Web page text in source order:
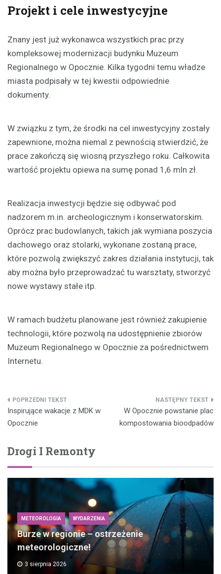
Projekt i cele inwestycyjne
Znany jest już wykonawca wszystkich prac przy
kompleksowej modernizacji budynku Muzeum
Regionalnego w Opocznie. Kilka tygodni temu władze
miasta podpisały w tej kwestii odpowiednie
dokumenty.
W związku z tym, że środki na cel inwestycyjny zostały
zapewnione, można niemal z pewnością stwierdzić, że
prace zakończą się wiosną przyszłego roku. Całkowita
wartość projektu opiewa na sumę ponad 1,6 mln zł.
Realizacja inwestycji będzie się odbywać pod
nadzorem m.in. archeologicznym i konserwatorskim.
Oprócz prac budowlanych, takich jak wymiana poszycia
dachowego oraz stolarki, wykonane zostaną prace,
które pozwolą zwiększyć zakres działania instytucji, tak
aby można było przeprowadzać tu warsztaty, stworzyć
nowe wystawy stałe itp.
W ramach budżetu planowane jest również zakupienie
technologii, które pozwolą na udostępnienie zbiorów
Muzeum Regionalnego w Opocznie za pośrednictwem
Internetu.
Nawigacja
wpisu
Inspirujące wakacje z MDK w
Opocznie
W Opocznie powstanie plac
kompostowania bioodpadów
Drogi I Remonty
METEOROLOGIA WYDARZENIA
Burze w regionie – ostrzeżenie
meteorologiczne!
3 sierpnia 2026